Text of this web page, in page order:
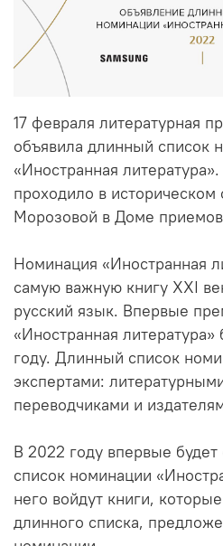
17 февраля литературная
объявила длинный список
«Иностранная
проходило в
Морозовой в Доме
Номинация «Иностранная
самую важную книгу XXI
русский язык. Впервые
«Иностранная
году. Длинный список
экспертами:
переводчиками и
В 2022 году впервые будет
список номинации
него войдут книги,
длинного списка,